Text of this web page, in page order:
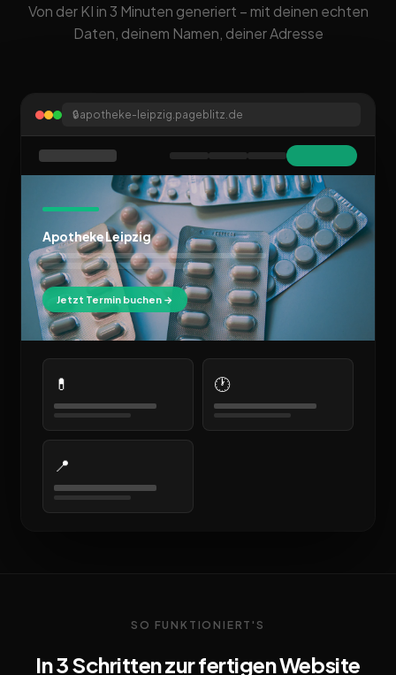
Von der KI in 3 Minuten generiert – mit deinen echten
Daten, deinem Namen, deiner Adresse
🔒apotheke-leipzig.pageblitz.de
Apotheke Leipzig
Jetzt Termin buchen →
💊 🕐
📍
SO FUNKTIONIERT'S
In 3 Schritten zur fertigen Website